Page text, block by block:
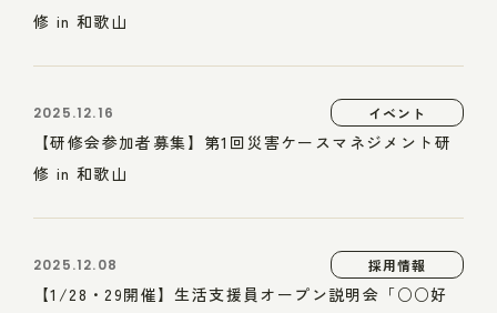
修 in 和歌山
2025.12.16 イベント
【研修会参加者募集】第1回災害ケースマネジメント研
修 in 和歌山
2025.12.08 採用情報
【1/28・29開催】生活支援員オープン説明会「○○好